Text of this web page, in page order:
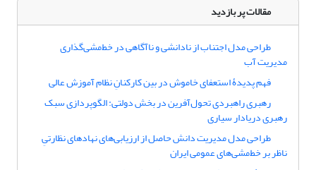
مقالات پر بازدید
طراحی مدل اجتناب از نادانشی و ناآگاهی در خط‌مشی‌‏گذاری
مدیریت آب
فهم پدیدۀ استعفای خاموش در بین کارکنانِ نظام آموزش عالی
رهبری راهبردی تحول‌‌‌آفرین در بخش دولتی: الگوپردازی سبک
رهبری دریادار سیاری
طراحی مدل مدیریت دانش حاصل از ارزیابی‌‌های نهادهای نظارتیِ
ناظر بر خط‌‌مشی‌‌های عمومی ایران